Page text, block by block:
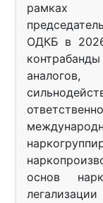
рамках
ОДКБ в
основ